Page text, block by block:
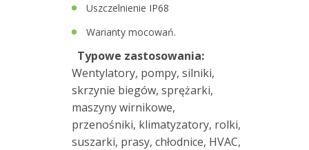
Kabel
silikonowy
Kabel
w
oplocie
Uszczelnienie IP68
Warianty mocowań.
Typowe zastosowania:
Wentylatory, pompy, silniki,
skrzynie biegów, sprężarki,
maszyny wirnikowe,
przenośniki, klimatyzatory, rolki,
suszarki, prasy, chłodnice, HVAC,